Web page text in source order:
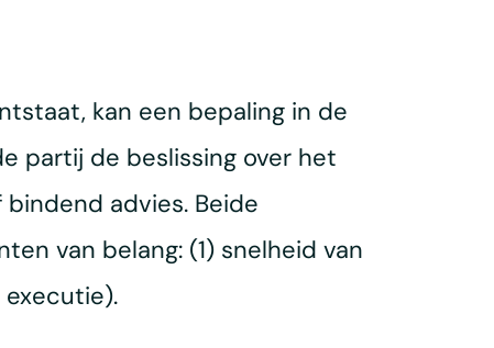
kan een bepaling in de
partij de beslissing over het
advies. Beide
van belang: (1) snelheid van